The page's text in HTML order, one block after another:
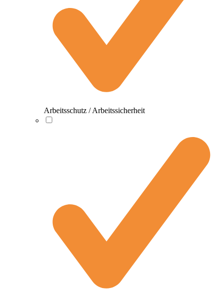
Arbeitsschutz / Arbeitssicherheit